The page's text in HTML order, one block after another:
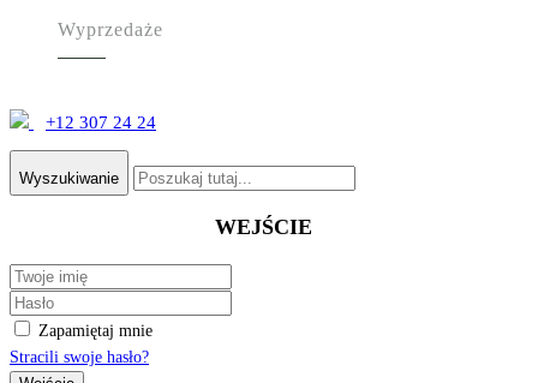
Wyprzedaże
+12 307 24 24
Wyszukiwanie
WEJŚCIE
Zapamiętaj mnie
Stracili swoje hasło?